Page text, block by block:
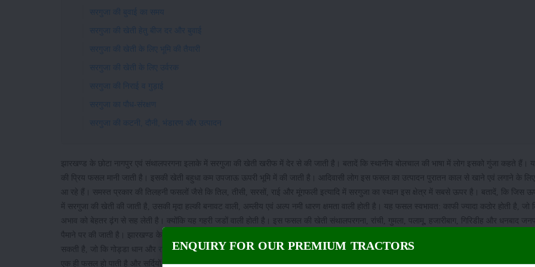
सरगुजा की बुवाई का समय
सरगुजा की खेती हेतु बीज दर और बुवाई
सरगुजा की खेती के लिए भूमि की तैयारी
सरगुजा की खेती के लिए उर्वरक
सरगुजा की निराई व गुड़ाई
सरगुजा का पौध-संरक्षण
सरगुजा की कटनी, दौनी, भंडारण और उत्पादन
झारखण्ड के छोटा नागपुर एवं संथालपरगना इलाके में सरगुजा की खेती खरीफ में देर से की जाती है। बतादें कि स्थानीय बोलचाल की भाषा में लोग इसको गुंजा कहते हैं।
की प्रिय फसल मानी जाती है। इसकी खेती बहुधा कम उपजाऊ ऊपरी भूमि में की जाती है। आदिवासी लोग इस फसल का उत्पादन पुरातन काल से खाने एवं लगाने के
आ रहे हैं। समस्त प्रकार की तिलहनी फसलों जैसे कि तिल, तीसी, सरसों, राई और मूंगफली इत्यादि में सरगुजा का स्थान इस क्षेत्र में सबसे ऊपर है। बतादें, कि जिस
में सरगुजा की खेती की जाती है, उसकी मृदा हल्की बनावट वाली, अम्लीय एवं अल्प नमी धारण क्षमता वाली होती है। यह फसल स्वभावत: काफी ज्यादा कठोर होती है, जो
अभाव को बेहतर ढ़ंग से सह लेती है। क्योंकि यह गहरी जडों वाली होती है। इस फसल की खेती संथालपरगना, रांची, गुमला, पलामू, हजारीबाग, गिरिडीह और धनबाद
पैमाने पर की जाती है। झारखण्ड के पठारी इलाकों में फसल के अंतर्गत रकबा और इसकी उत्पादकता को बढ़ाने की प्रबल संभावनाएं हैं। इसकी खेती उन समस्त ऊपरी
सकती है, जो कि गोड्डा धान और
रागी फसलोंकी कटनी के पश्चात रिक्त हो जाती है। इसके अलावा रबी सरगुजा की भी संभवनाएं उत्तम हैं। अत: ज्यादातर इलाकों,
एक ही फसल हो पाती है और सर्दियों में रिक्त ही पड़ी रहती है, उसमें सरगुजा की खेती सफलतापूर्वक की जा सकती है।
ENQUIRY FOR OUR PREMIUM TRACTORS